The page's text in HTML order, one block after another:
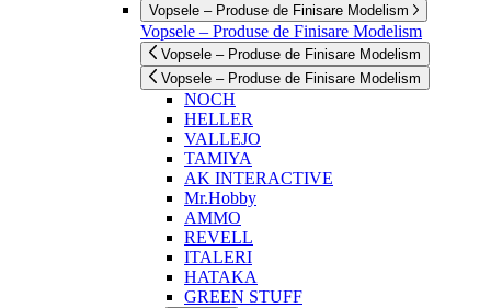
Vopsele – Produse de Finisare Modelism
Vopsele – Produse de Finisare Modelism
Vopsele – Produse de Finisare Modelism
Vopsele – Produse de Finisare Modelism
NOCH
HELLER
VALLEJO
TAMIYA
AK INTERACTIVE
Mr.Hobby
AMMO
REVELL
ITALERI
HATAKA
GREEN STUFF